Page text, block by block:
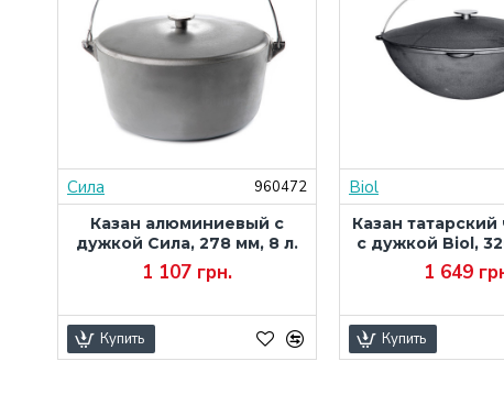
Сила
960472
Казан алюминиевый с
дужкой Сила, 278 мм, 8 л.
1 107 грн.
Купить
Biol
Казан
с дужкой Biol,
1 649
Купить